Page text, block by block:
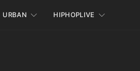
URBAN HIPHOPLIVE